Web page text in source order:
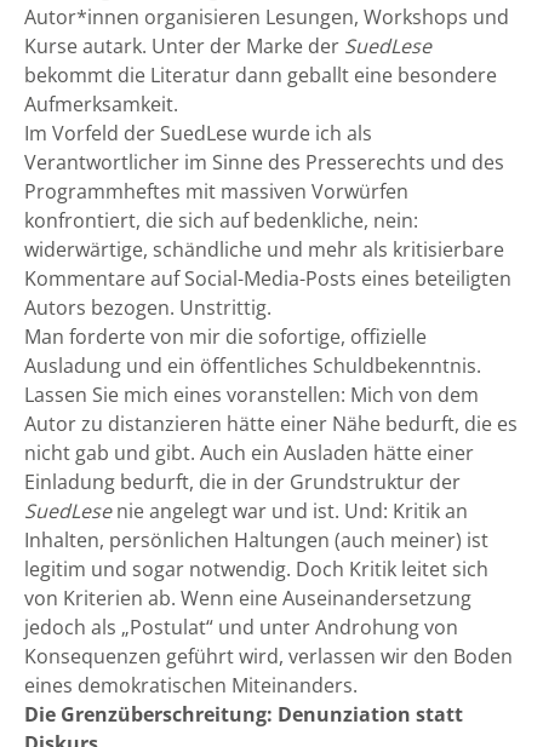
Autor*innen organisieren Lesungen, Workshops und
Kurse autark. Unter der Marke der SuedLese
bekommt die Literatur dann geballt eine besondere
Aufmerksamkeit.
Im Vorfeld der SuedLese wurde ich als
Verantwortlicher im Sinne des Presserechts und des
Programmheftes mit massiven Vorwürfen
konfrontiert, die sich auf bedenkliche, nein:
widerwärtige, schändliche und mehr als kritisierbare
Kommentare auf Social-Media-Posts eines beteiligten
Autors bezogen. Unstrittig.
Man forderte von mir die sofortige, offizielle
Ausladung und ein öffentliches Schuldbekenntnis.
Lassen Sie mich eines voranstellen: Mich von dem
Autor zu distanzieren hätte einer Nähe bedurft, die es
nicht gab und gibt. Auch ein Ausladen hätte einer
Einladung bedurft, die in der Grundstruktur der
SuedLesenie angelegt war und ist. Und: Kritik an
Inhalten, persönlichen Haltungen (auch meiner) ist
legitim und sogar notwendig. Doch Kritik leitet sich
von Kriterien ab. Wenn eine Auseinandersetzung
jedoch als „Postulat“ und unter Androhung von
Konsequenzen geführt wird, verlassen wir den Boden
eines demokratischen Miteinanders.
Die Grenzüberschreitung: Denunziation statt